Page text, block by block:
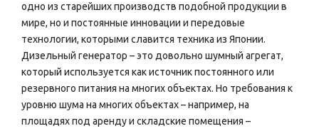
одно из старейших производств подобной продукции в
мире, но и постоянные инновации и передовые
технологии, которыми славится техника из Японии.
Дизельный генератор – это довольно шумный агрегат,
который используется как источник постоянного или
резервного питания на многих объектах. Но требования к
уровню шума на многих объектах – например, на
площадях под аренду и складские помещения –